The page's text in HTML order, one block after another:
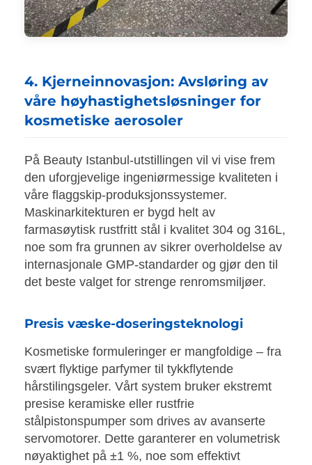
4. Kjerneinnovasjon: Avsløring av
våre høyhastighetsløsninger for
kosmetiske aerosoler
På Beauty Istanbul-utstillingen vil vi vise frem
den uforgjevelige ingeniørmessige kvaliteten i
våre flaggskip-produksjonssystemer.
Maskinarkitekturen er bygd helt av
farmasøytisk rustfritt stål i kvalitet 304 og 316L,
noe som fra grunnen av sikrer overholdelse av
internasjonale GMP-standarder og gjør den til
det beste valget for strenge renromsmiljøer.
Presis væske-doseringsteknologi
Kosmetiske formuleringer er mangfoldige – fra
svært flyktige parfymer til tykkflytende
hårstilingsgeler. Vårt system bruker ekstremt
presise keramiske eller rustfrie
stålpistonspumper som drives av avanserte
servomotorer. Dette garanterer en volumetrisk
nøyaktighet på ±1 %, noe som effektivt